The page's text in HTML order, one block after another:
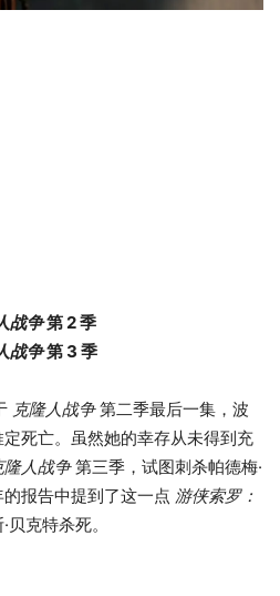
战争第 2 季
战争第 3 季
克隆人战争第二季最后一集，波
死亡。虽然她的幸存从未得到充
隆人战争第三季，试图刺杀帕德梅·
报告中提到了这一点 游侠索罗：
克特杀死。